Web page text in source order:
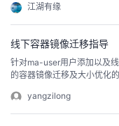
江湖有缘
线下容器镜像迁移指导
针对ma-user用户添加以及
的容器镜像迁移及大小优化
yangzilong